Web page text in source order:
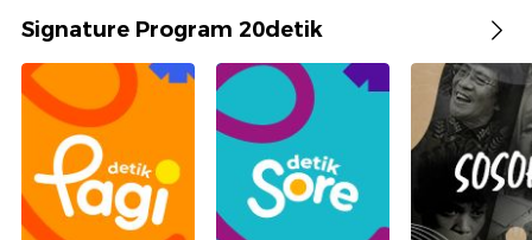
Signature Program 20detik